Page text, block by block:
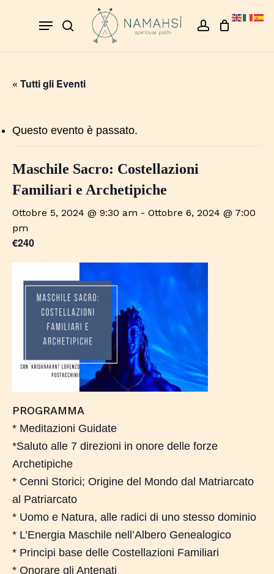
search account
Menu
Cart
« Tutti gli Eventi
Questo evento è passato.
Maschile Sacro: Costellazioni
Familiari e Archetipiche
Ottobre 5, 2024 @ 9:30 am - Ottobre 6, 2024 @ 7:00
pm
€240
PROGRAMMA
* Meditazioni Guidate
*Saluto alle 7 direzioni in onore delle forze
Archetipiche
* Cenni Storici; Origine del Mondo dal Matriarcato
al Patriarcato
* Uomo e Natura, alle radici di uno stesso dominio
* L’Energia Maschile nell’Albero Genealogico
* Principi base delle Costellazioni Familiari
* Onorare gli Antenati